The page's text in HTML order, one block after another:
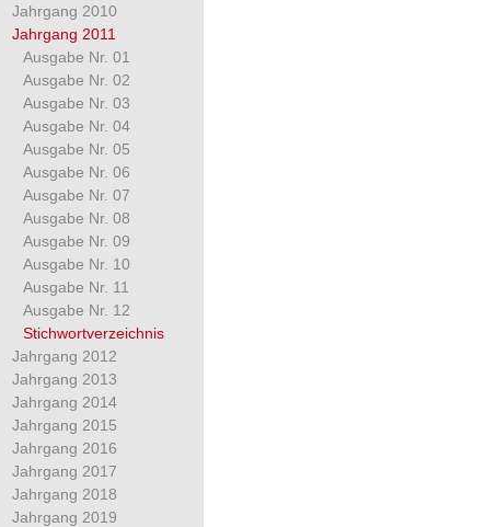
Jahrgang 2010
Jahrgang 2011
Ausgabe Nr. 01
Ausgabe Nr. 02
Ausgabe Nr. 03
Ausgabe Nr. 04
Ausgabe Nr. 05
Ausgabe Nr. 06
Ausgabe Nr. 07
Ausgabe Nr. 08
Ausgabe Nr. 09
Ausgabe Nr. 10
Ausgabe Nr. 11
Ausgabe Nr. 12
Stichwortverzeichnis
Jahrgang 2012
Jahrgang 2013
Jahrgang 2014
Jahrgang 2015
Jahrgang 2016
Jahrgang 2017
Jahrgang 2018
Jahrgang 2019